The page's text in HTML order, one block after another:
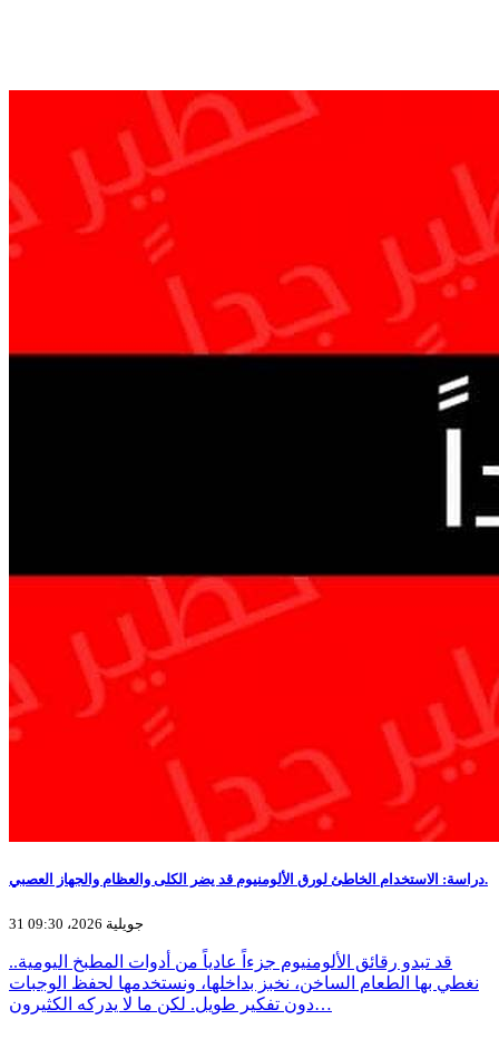
دراسة: الاستخدام الخاطئ لورق الألومنيوم قد يضر الكلى والعظام والجهاز العصبي.
31 جويلية 2026، 09:30
قد تبدو رقائق الألومنيوم جزءاً عادياً من أدوات المطبخ اليومية..
نغطي بها الطعام الساخن، نخبز بداخلها، ونستخدمها لحفظ الوجبات
دون تفكير طويل. لكن ما لا يدركه الكثيرون…